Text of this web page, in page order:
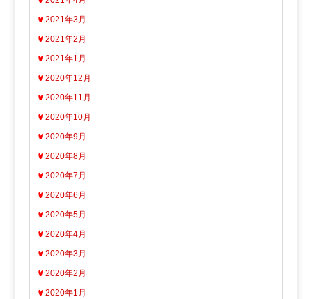
2021年3月
2021年2月
2021年1月
2020年12月
2020年11月
2020年10月
2020年9月
2020年8月
2020年7月
2020年6月
2020年5月
2020年4月
2020年3月
2020年2月
2020年1月